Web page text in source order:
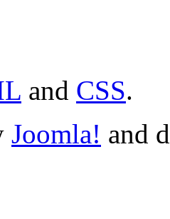
and CSS.
Joomla! and